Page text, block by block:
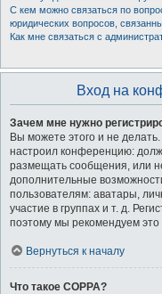
С кем можно связаться по
юридических вопросов,
Как мне связаться с
Вход на
Зачем мне нужно
Вы можете этого и не
настроил конференцию:
размещать сообщения, или
дополнительные
пользователям: аватары,
участие в группах и т. д.
поэтому мы рекомендуем это
Вернуться к началу
Что такое COPPA?